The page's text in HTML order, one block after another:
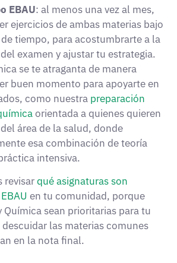
EBAU: al menos una vez al mes,
ejercicios de ambas materias bajo
tiempo, para acostumbrarte a la
examen y ajustar tu estrategia.
se te atraganta de manera
buen momento para apoyarte en
como nuestra preparación
orientada a quienes quieren
área de la salud, donde
esa combinación de teoría
intensiva.
revisarqué asignaturas son
en tu comunidad, porque
Química sean prioritarias para tu
las materias comunes
en la nota final.